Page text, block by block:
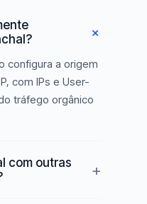
configura a origem
com IPs e User-
tráfego orgânico
com outras